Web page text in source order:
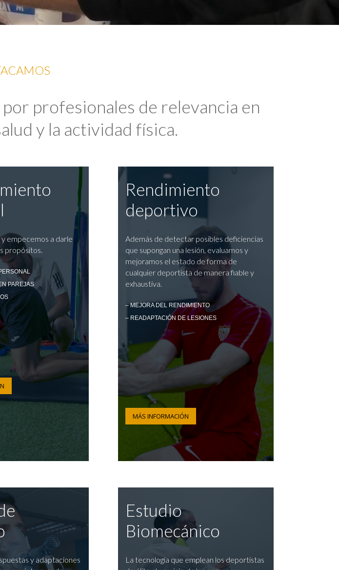
profesionales de relevancia en
y la actividad física.
empecemos a darle
propósitos.
PAREJAS
Rendimiento
deportivo
Además de detectar posibles deficiencias
que supongan una lesión, evaluamos y
mejoramos el estado de forma de
cualquier deportista de manera fiable y
exhaustiva.
– MEJORA DEL RENDIMIENTO
– READAPTACIÓN DE LESIONES
MÁS INFORMACIÓN
y adaptaciones
Estudio
Biomecánico
La tecnología que emplean los deportistas